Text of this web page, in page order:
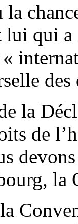
lui qui
la
de
la